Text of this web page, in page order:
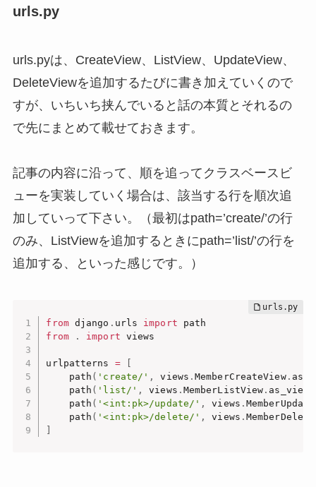
urls.py
urls.pyは、CreateView、ListView、UpdateView、
DeleteViewを追加するたびに書き加えていくので
すが、いちいち挟んでいると話の本質とそれるの
で先にまとめて載せておきます。
記事の内容に沿って、順を追ってクラスベースビ
ューを実装していく場合は、該当する行を順次追
加していって下さい。（最初はpath=’create/’の行
のみ、ListViewを追加するときにpath=’list/’の行を
追加する、といった感じです。）
from django . urls import
from
. import views
urlpatterns =
[
    path
( 'create/' , views .MemberCreateView.
    path
( 'list/' , views . MemberListView . as_view
    path
( '<int:pk>/update/' , views .
    path
( '<int:pk>/delete/' , views .
]